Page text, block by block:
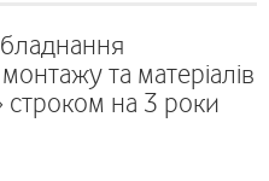
та матеріалів
на 3 роки